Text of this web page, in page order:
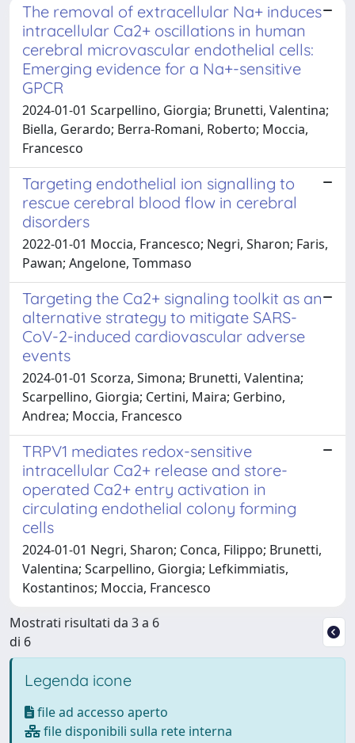
The removal of extracellular Na+ induces
intracellular Ca2+ oscillations in human
cerebral microvascular endothelial cells:
Emerging evidence for a Na+-sensitive
GPCR
2024-01-01 Scarpellino, Giorgia; Brunetti, Valentina;
Biella, Gerardo; Berra-Romani, Roberto; Moccia,
Francesco
Targeting endothelial ion signalling to
rescue cerebral blood flow in cerebral
disorders
2022-01-01 Moccia, Francesco; Negri, Sharon; Faris,
Pawan; Angelone, Tommaso
Targeting the Ca2+ signaling toolkit as an
alternative strategy to mitigate SARS-
CoV-2-induced cardiovascular adverse
events
2024-01-01 Scorza, Simona; Brunetti, Valentina;
Scarpellino, Giorgia; Certini, Maira; Gerbino,
Andrea; Moccia, Francesco
TRPV1 mediates redox-sensitive
intracellular Ca2+ release and store-
operated Ca2+ entry activation in
circulating endothelial colony forming
cells
2024-01-01 Negri, Sharon; Conca, Filippo; Brunetti,
Valentina; Scarpellino, Giorgia; Lefkimmiatis,
Kostantinos; Moccia, Francesco
Mostrati risultati da 3 a 6
di 6
Legenda icone
file ad accesso aperto
file disponibili sulla rete interna